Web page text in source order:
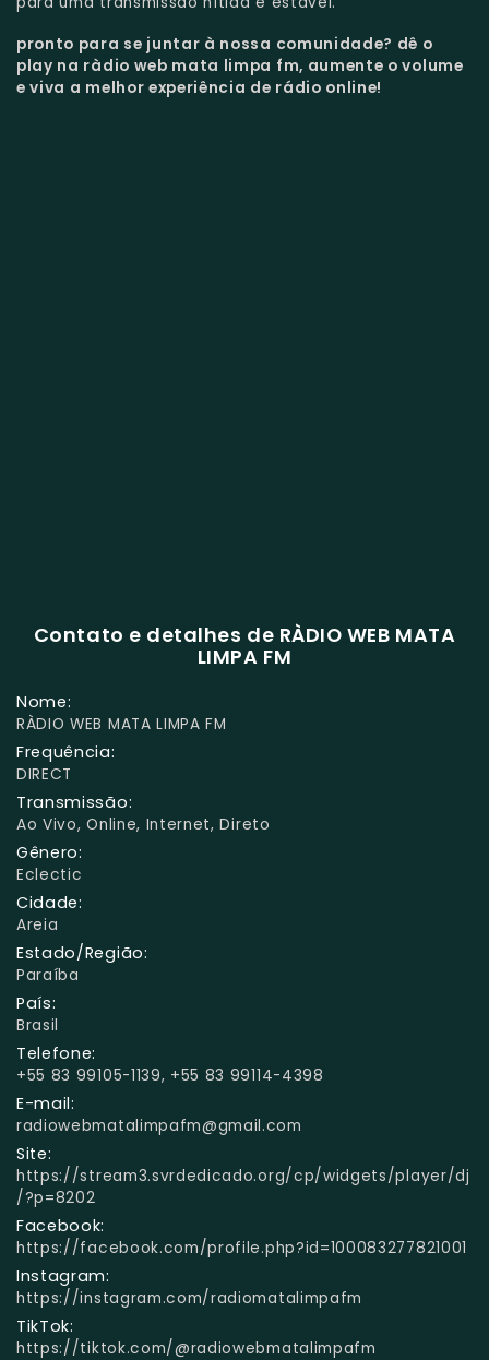
pronto para se juntar à nossa comunidade? dê o
play na ràdio web mata limpa fm, aumente o volume
e viva a melhor experiência de rádio online!
Contato e detalhes de RÀDIO WEB MATA
LIMPA FM
Nome:
RÀDIO WEB MATA LIMPA FM
Frequência:
DIRECT
Transmissão:
Ao Vivo, Online, Internet, Direto
Gênero:
Eclectic
Cidade:
Areia
Estado/Região:
Paraíba
País:
Brasil
Telefone:
+55 83 99105-1139, +55 83 99114-4398
E-mail:
radiowebmatalimpafm@gmail.com
Site:
https://stream3.svrdedicado.org/cp/widgets/player/dj
/?p=8202
Facebook:
https://facebook.com/profile.php?id=100083277821001
Instagram:
https://instagram.com/radiomatalimpafm
TikTok:
https://tiktok.com/@radiowebmatalimpafm